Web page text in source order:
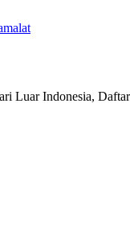
Luar Indonesia,